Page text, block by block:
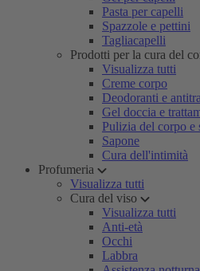
Pasta per capelli
Spazzole e pettini
Tagliacapelli
Prodotti per la cura del
Visualizza tutti
Creme corpo
Deodoranti e
Gel doccia e
Pulizia del corpo e
Sapone
Cura dell'intimità
Profumeria
Visualizza tutti
Cura del viso
Visualizza tutti
Anti-età
Occhi
Labbra